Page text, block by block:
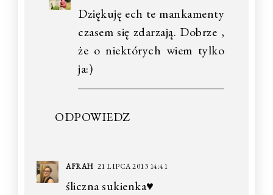
Dziękuję ech te mankamenty
czasem się zdarzają. Dobrze ,
że o niektórych wiem tylko
ja:)
ODPOWIEDZ
AFRAH 21 LIPCA 2013 14:41
śliczna sukienka♥